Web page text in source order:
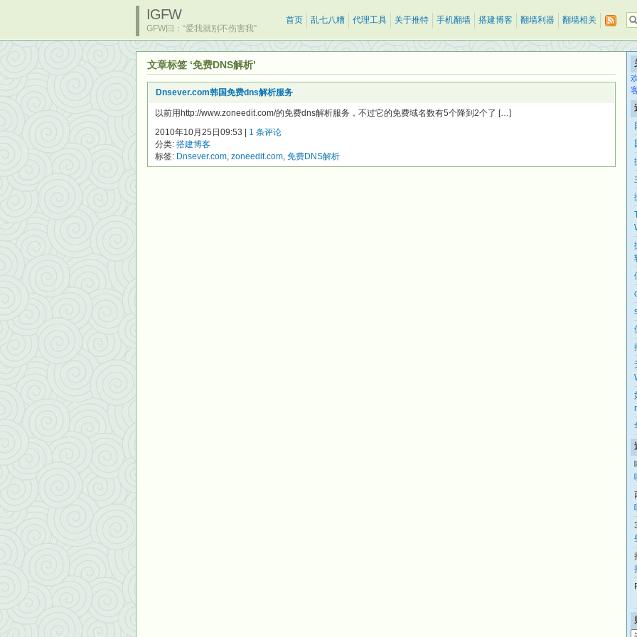
IGFW
GFW曰：“爱我就别不伤害我”
首页 乱七八糟 代理工具 关于推特 手机翻墙 搭建博客 翻墙利器 翻墙相关
文章标签 ‘免费DNS解析’
Dnsever.com韩国免费dns解析服务
以前用http://www.zoneedit.com/的免费dns解析服务，不过它的免费域名数有5个降到2个了 […]
2010年10月25日09:53 | 1 条评论
分类: 搭建博客
标签: Dnsever.com, zoneedit.com, 免费DNS解析